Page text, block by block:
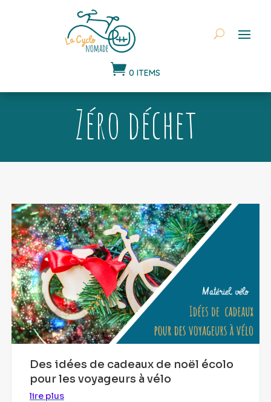
 0 ITEMS
Zéro déchet
Des idées de cadeaux de noël écolo
pour les voyageurs à vélo
lire plus